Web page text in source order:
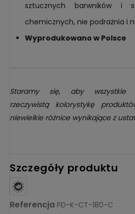
sztucznych barwników i
chemicznych, nie podrażnia i
Wyprodukowano w Polsce
Staramy się, aby wszystkie
rzeczywistą kolorystykę
niewielkie różnice wynikające z
Szczegóły produktu
Referencja PD-K-CT-180-C